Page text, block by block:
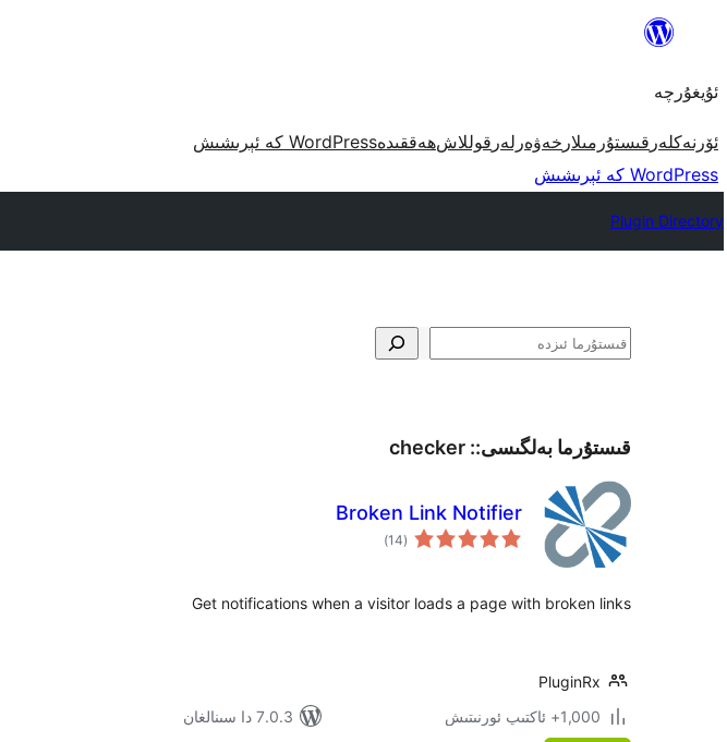
مەزمۇنغا
ئۇيغۇرچە
ئۆرنەكلەر قىستۇرمىلار خەۋەرلەر قوللاشھەققىدەWordPress كە ئېرىشىش
WordPress كە ئېرىشىش
Plugin Directory
ئىزدە
قىستۇرما بەلگىسى:: checker
Broken Link Notifier
(14
ئومۇمىي
دەرىجە)
Get notifications when a visitor loads a page with broken links
PluginRx
1,000+ ئاكتىپ ئورنىتىش
7.0.3 دا سىنالغان